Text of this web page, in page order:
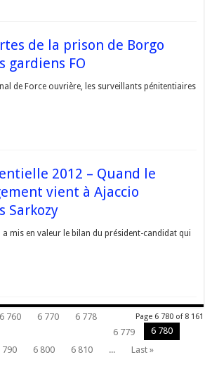
de la prison de Borgo
gardiens FO
de Force ouvrière, les surveillants pénitentiaires
2012 – Quand le
vient à Ajaccio
Sarkozy
mis en valeur le bilan du président-candidat qui
Page 6 780 of 8 161
6 760 6 770
6 778
6 779
6 780
790 6 800 6 810 ... Last »